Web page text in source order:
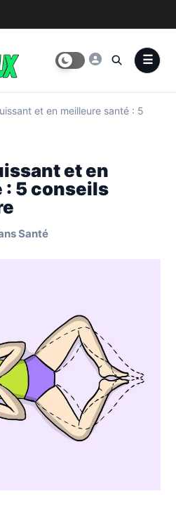
et en meilleure santé : 5
et en
: 5 conseils
Santé